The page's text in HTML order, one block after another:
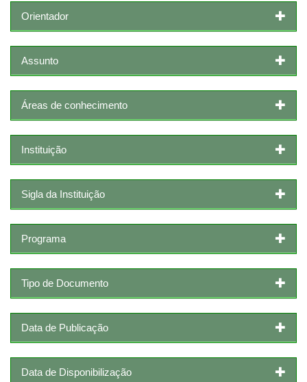
Orientador
Assunto
Áreas de conhecimento
Instituição
Sigla da Instituição
Programa
Tipo de Documento
Data de Publicação
Data de Disponibilização